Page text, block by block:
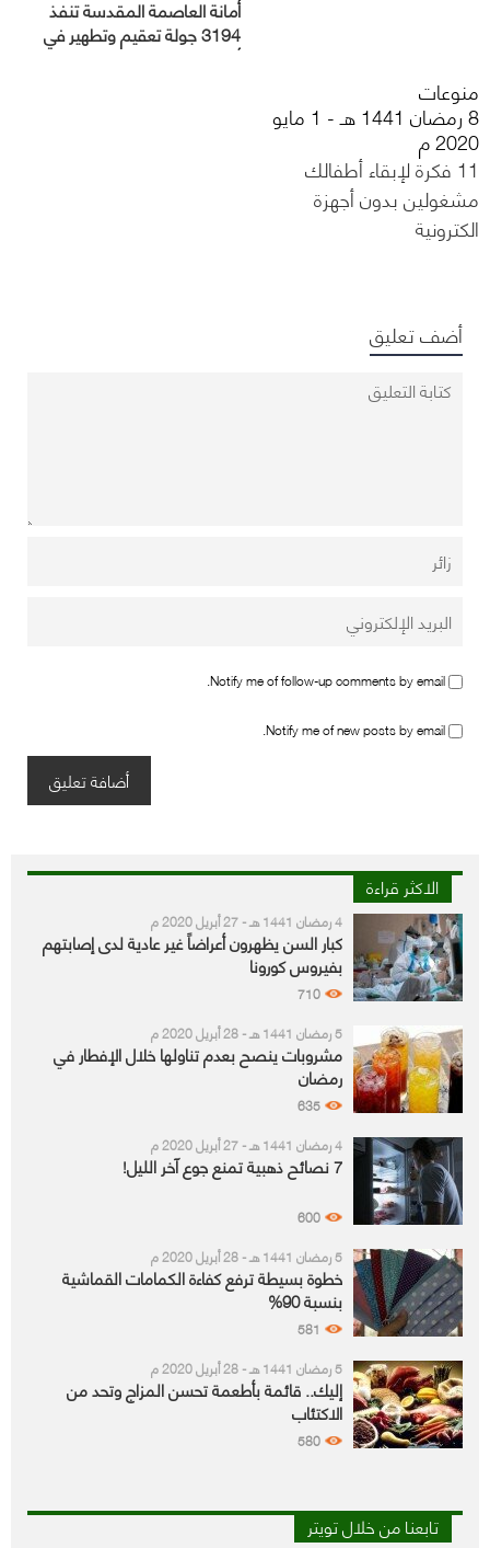
أمانة العاصمة المقدسة تنفذ
3194 جولة تعقيم وتطهير في
أحياء العاصمة المقدسة
منوعات
8 رمضان 1441 هـ - 1 مايو
2020 م
11 فكرة لإبقاء أطفالك
مشغولين بدون أجهزة
الكترونية
أضف تعليق
Notify me of follow-up comments by email.
Notify me of new posts by email.
الاكثر قراءة
4 رمضان 1441 هـ - 27 أبريل 2020 م
كبار السن يظهرون أعراضاً غير عادية لدى إصابتهم
بفيروس كورونا
710
5 رمضان 1441 هـ - 28 أبريل 2020 م
مشروبات ينصح بعدم تناولها خلال الإفطار في
رمضان
635
4 رمضان 1441 هـ - 27 أبريل 2020 م
7 نصائح ذهبية تمنع جوع آخر الليل!
600
5 رمضان 1441 هـ - 28 أبريل 2020 م
خطوة بسيطة ترفع كفاءة الكمامات القماشية
بنسبة 90%
581
5 رمضان 1441 هـ - 28 أبريل 2020 م
إليك.. قائمة بأطعمة تحسن المزاج وتحد من
الاكتئاب
580
تابعنا من خلال تويتر